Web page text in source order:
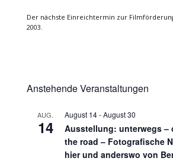
Der nächste Einreichtermin zur
2003.
Anstehende Veranstaltungen
AUG.
14
August 14-August 30
Ausstellung: unterwegs –
the road – Fotografische
hier und anderswo von